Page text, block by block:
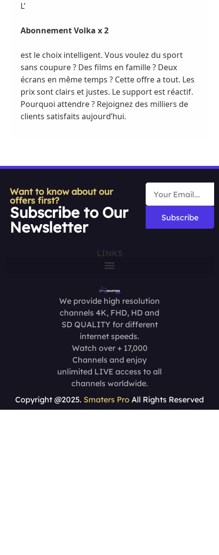
L’
Abonnement Volka x 2
est le choix intelligent. Vous voulez du sport
sans coupure ? Des films en famille ? Deux
écrans en même temps ? Cette offre a tout. Les
prix sont clairs et justes. Le support est réactif.
Pourquoi attendre ? Rejoignez des milliers de
clients satisfaits aujourd’hui.
Want to know about our
offers first?
Subscribe to Our
Newsletter
Subscribe
LINKS
We provide high resolution
channels 4K, FHD, HD and
SD QUALITY for different
internet speeds.
Watch over + 17,000
Channels and enjoy
unlimited LIVE access to all
channels worldwide.
Copyright @2025. Smaters Pro All Rights Reserved